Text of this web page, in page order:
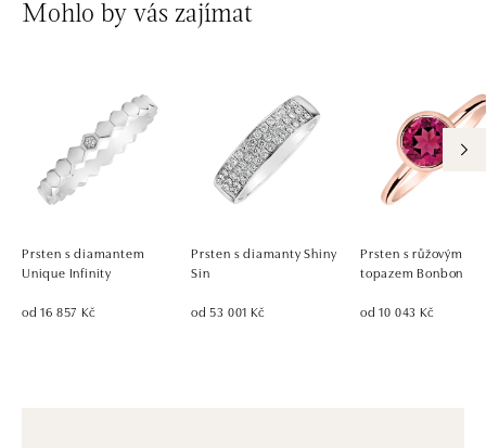
Mohlo by vás zajímat
Prsten s diamantem
Unique Infinity
od 16 857 Kč
Prsten s diamanty Shiny
Sin
od 53 001 Kč
Prsten s růžovým
topazem Bonbon
od 10 043 Kč